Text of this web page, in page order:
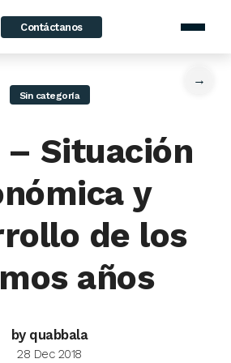
Contáctanos
económica y desarrollo de los últimos
Sin categoría
→
– Situación
y
de los
años
by quabbala
28 Dec 2018